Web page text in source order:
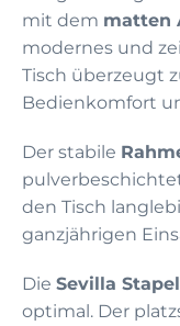
mit dem matten
modernes und
Tisch überzeugt
Bedienkomfort
Der stabile
den Tisch
ganzjährigen
Die Sevilla
optimal. Der